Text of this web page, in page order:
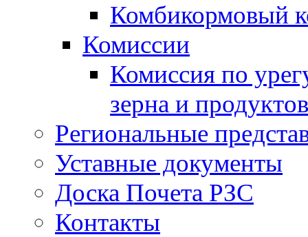
Комбикормовый
Комиссии
Комиссия по
зерна и
Региональные
Уставные документы
Доска Почета РЗС
Контакты